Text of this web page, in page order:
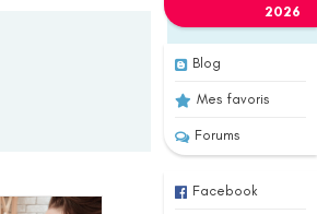
2026
Blog
Mes favoris
Forums
Facebook